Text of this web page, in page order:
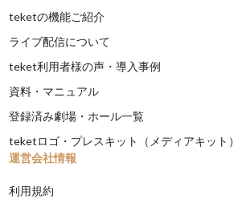
teketの機能ご紹介
ライブ配信について
teket利用者様の声・導入事例
資料・マニュアル
登録済み劇場・ホール一覧
teketロゴ・プレスキット（メディアキット）
運営会社情報
利用規約